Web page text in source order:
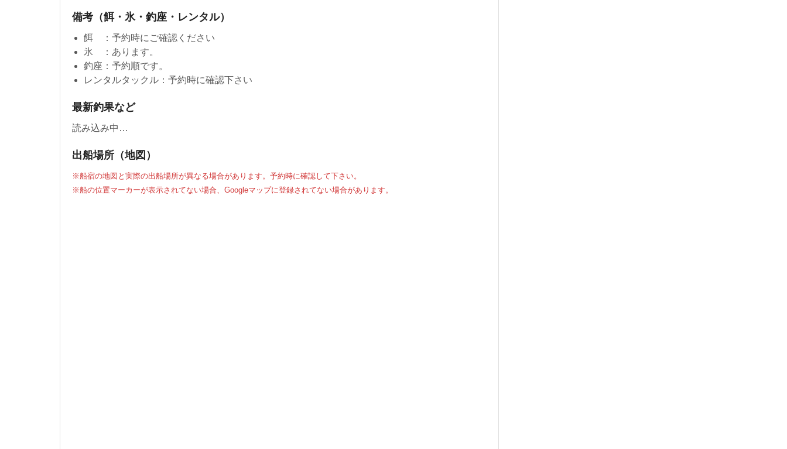
備考（餌・氷・釣座・レンタル）
餌 ：予約時にご確認ください
氷 ：あります。
釣座：予約順です。
レンタルタックル：予約時に確認下さい
最新釣果など
読み込み中…
出船場所（地図）
※船宿の地図と実際の出船場所が異なる場合があります。予約時に確認して下さい。
※船の位置マーカーが表示されてない場合、Googleマップに登録されてない場合があります。